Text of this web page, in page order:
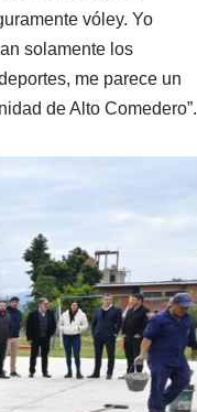
vóley. Yo
solamente los
me parece un
de Alto Comedero”.